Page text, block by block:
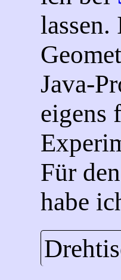
lassen.
Java-
eigens
Für
habe